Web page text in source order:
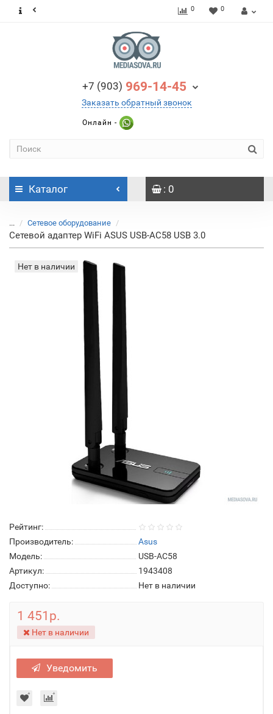
0 0
+7 (903) 969-14-45
Заказать обратный звонок
Онлайн -
Каталог : 0
... Сетевое оборудование
Сетевой адаптер WiFi ASUS USB-AC58 USB 3.0
Нет в наличии
Рейтинг:
Производитель:
Asus
Модель:
USB-AC58
Артикул:
1943408
Доступно:
Нет в наличии
1 451р.
Нет в наличии
Уведомить